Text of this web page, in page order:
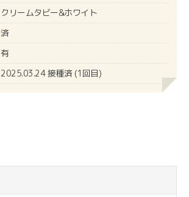
クリームタビー&ホワイト
済
有
2025.03.24 接種済 (1回目)